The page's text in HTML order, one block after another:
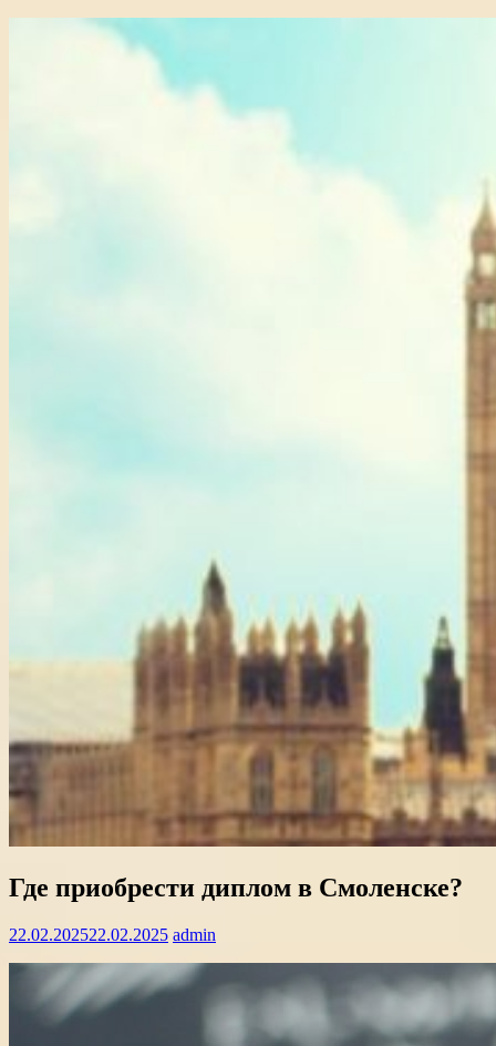
Где приобрести диплом в Смоленске?
22.02.202522.02.2025 admin